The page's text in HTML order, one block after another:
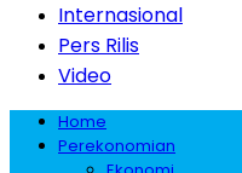
Internasional
Pers Rilis
Video
Home
Perekonomian